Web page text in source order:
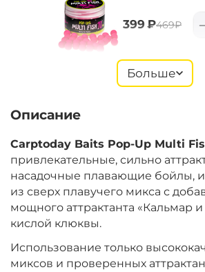
‍399‍ ₽‍469‍₽
‍399‍ ₽‍469‍₽
Диаметр:
Вкус:
‍399‍ ₽‍469‍₽ −
Больше
Описание
Carptoday Baits Pop-Up Multi
привлекательные, сильно
насадочные плавающие бойлы,
из сверх плавучего микса с
мощного аттрактанта «Кальмар
кислой клюквы.
Использование только
миксов и проверенных